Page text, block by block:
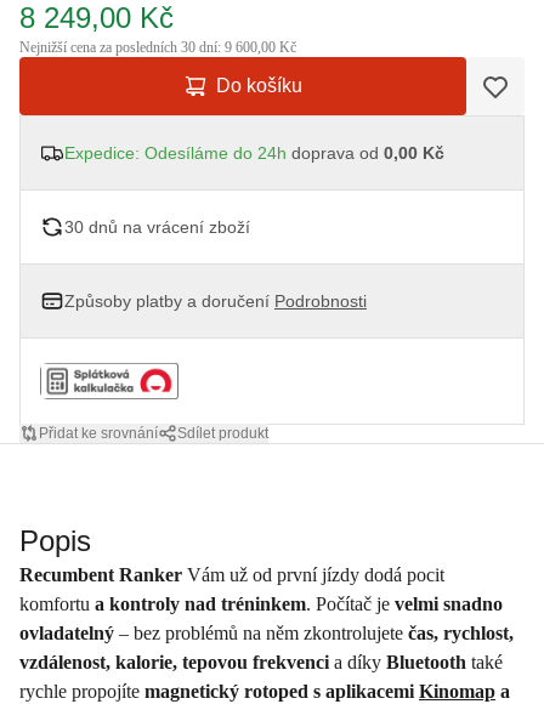
8 249,00 Kč
Nejnižší cena za posledních 30 dní: 9 600,00 Kč
Do košíku
Expedice: Odesíláme do 24h doprava od 0,00 Kč
30 dnů na vrácení zboží
Způsoby platby a doručení Podrobnosti
Přidat ke srovnání Sdílet produkt
Popis
Recumbent Ranker Vám už od první jízdy dodá pocit
komfortu a kontroly nad tréninkem. Počítač je velmi snadno
ovladatelný – bez problémů na něm zkontrolujete čas, rychlost,
vzdálenost, kalorie, tepovou frekvenci a díky Bluetooth také
rychle propojíte magnetický rotoped s aplikacemi Kinomap a